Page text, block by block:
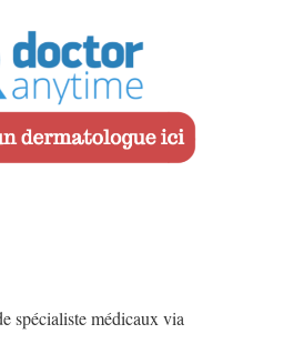
spécialiste médicaux via